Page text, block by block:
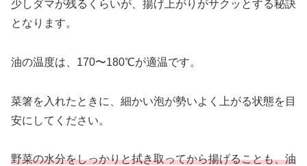
少しダマが残るくらいが、揚げ上がりがサクッとする秘訣
となります。
油の温度は、170〜180℃が適温です。
菜箸を入れたときに、細かい泡が勢いよく上がる状態を目
安にしてください。
野菜の水分をしっかりと拭き取ってから揚げることも、油